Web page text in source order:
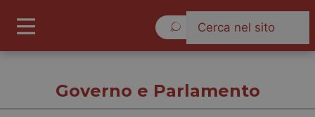
Governo e Parlamento